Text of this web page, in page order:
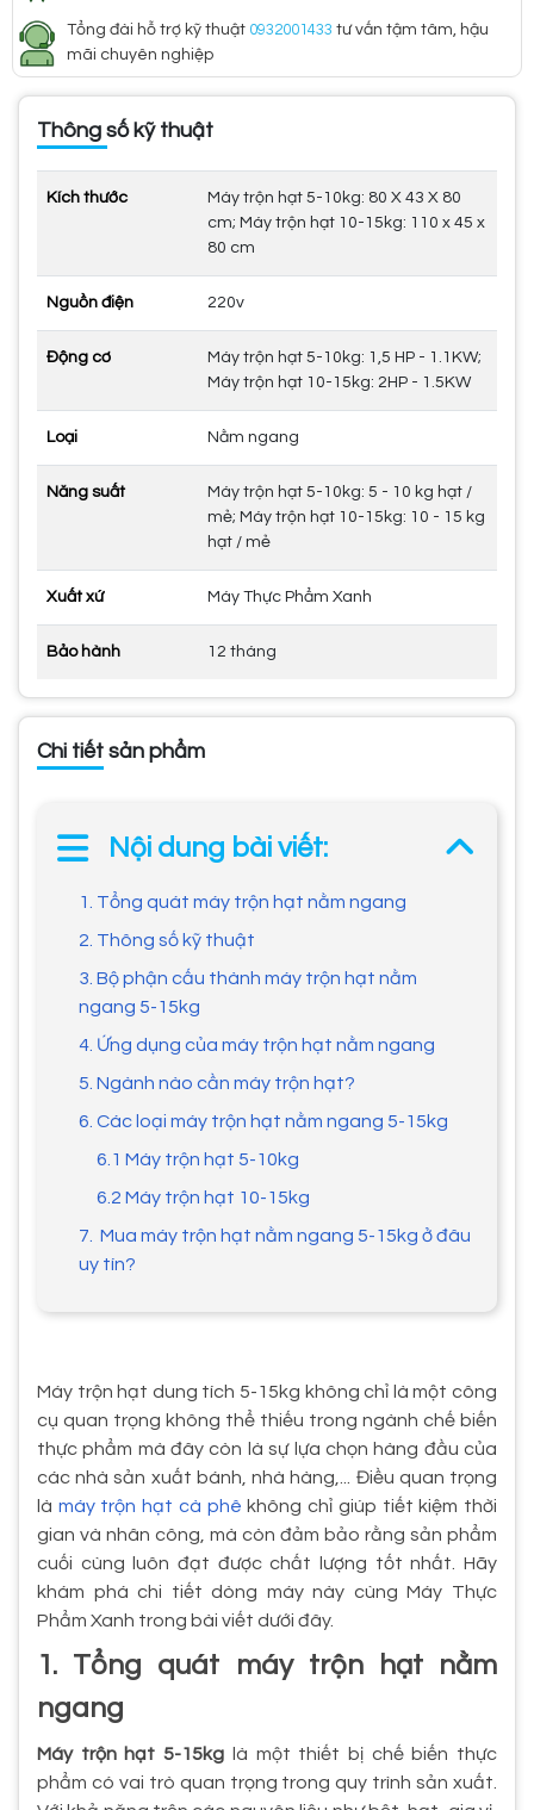
Tổng đài hỗ trợ kỹ thuật 0932001433 tư vấn tậm tâm, hậu
mãi chuyên nghiệp
Thông số kỹ thuật
Kích thước
Máy trộn hạt 5-10kg: 80 X 43 X 80
cm; Máy trộn hạt 10-15kg: 110 x 45 x
80 cm
Nguồn điện 220v
Động cơ
Máy trộn hạt 5-10kg: 1,5 HP - 1.1KW;
Máy trộn hạt 10-15kg: 2HP - 1.5KW
Loại Nằm ngang
Năng suất
Máy trộn hạt 5-10kg: 5 - 10 kg hạt /
mẻ; Máy trộn hạt 10-15kg: 10 - 15 kg
hạt / mẻ
Xuất xứ Máy Thực Phẩm Xanh
Bảo hành 12 tháng
Chi tiết sản phẩm
Nội dung bài viết:
1. Tổng quát máy trộn hạt nằm ngang
2. Thông số kỹ thuật
3. Bộ phận cấu thành máy trộn hạt nằm
ngang 5-15kg
4. Ứng dụng của máy trộn hạt nằm ngang
5. Ngành nào cần máy trộn hạt?
6. Các loại máy trộn hạt nằm ngang 5-15kg
6.1 Máy trộn hạt 5-10kg
6.2 Máy trộn hạt 10-15kg
7. Mua máy trộn hạt nằm ngang 5-15kg ở đâu
uy tín?
Máy trộn hạt dung tích 5-15kg không chỉ là một công
cụ quan trọng không thể thiếu trong ngành chế biến
thực phẩm mà đây còn là sự lựa chọn hàng đầu của
các nhà sản xuất bánh, nhà hàng,... Điều quan trọng
là máy trộn hạt cà phê không chỉ giúp tiết kiệm thời
gian và nhân công, mà còn đảm bảo rằng sản phẩm
cuối cùng luôn đạt được chất lượng tốt nhất. Hãy
khám phá chi tiết dòng máy này cùng Máy Thực
Phẩm Xanh trong bài viết dưới đây.
1. Tổng quát máy trộn hạt nằm
ngang
Máy trộn hạt 5-15kg là một thiết bị chế biến thực
phẩm có vai trò quan trọng trong quy trình sản xuất.